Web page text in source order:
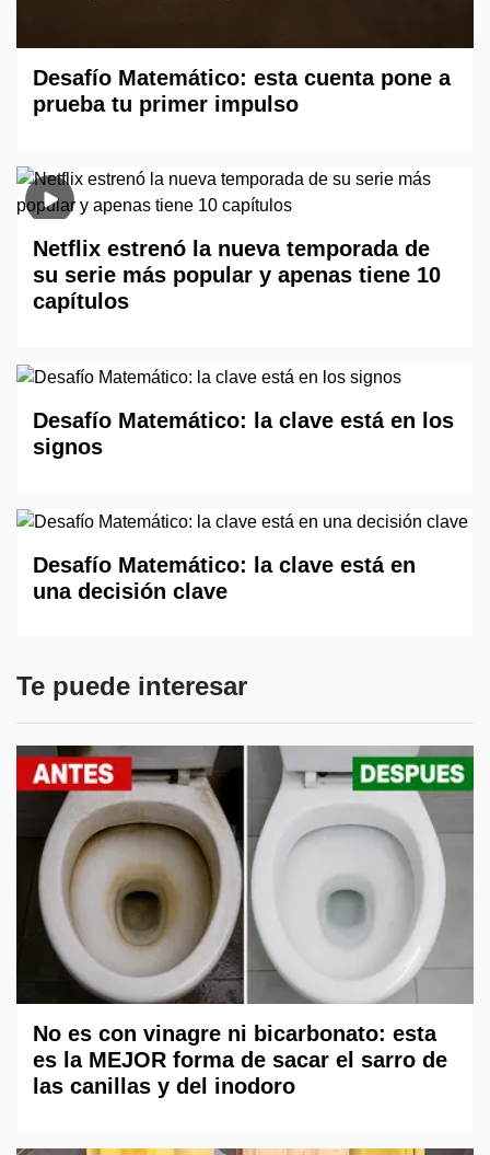
Desafío Matemático: esta cuenta pone a
prueba tu primer impulso
Netflix estrenó la nueva temporada de
su serie más popular y apenas tiene 10
capítulos
Desafío Matemático: la clave está en los
signos
Desafío Matemático: la clave está en
una decisión clave
Te puede interesar
No es con vinagre ni bicarbonato: esta
es la MEJOR forma de sacar el sarro de
las canillas y del inodoro